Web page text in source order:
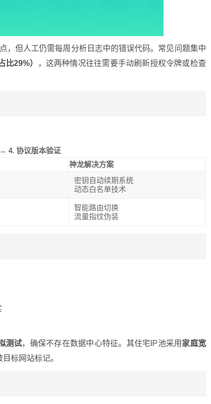
，但人工仍需每周分析日志中的错误代码。常见问题集中
比29%）
，这两种情况往往需要手动刷新授权令牌或检查
4. 协议版本验证
神龙解决方案
密钥自动续期系统
动态白名单技术
智能路由切换
流量指纹伪装
测试，确保不存在数据中心特征。其住宅IP池采用 家庭宽
标网站标记。